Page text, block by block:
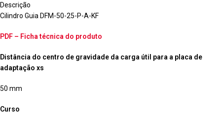
Descrição
Cilindro Guia DFM-50-25-P-A-KF
PDF – Ficha técnica do produto
Distância do centro de gravidade da carga útil para a placa de
adaptação xs
50 mm
Curso